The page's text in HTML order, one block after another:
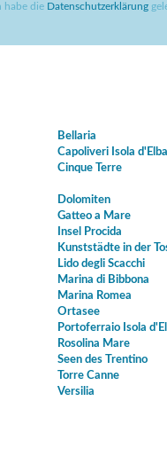
habe die Datenschutzerklärung
Bellaria
Capoliveri Isola d'Elba
Cinque Terre
Dolomiten
Gatteo a Mare
Insel Procida
Kunststädte in der
Lido degli Scacchi
Marina di Bibbona
Marina Romea
Ortasee
Portoferraio Isola
Rosolina Mare
Seen des Trentino
Torre Canne
Versilia